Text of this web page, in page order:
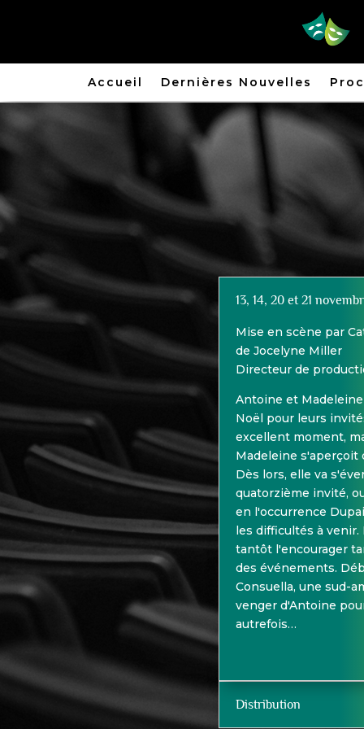
Accueil Dernières Nouvelles
13, 14, 20 et 21
Mise en scène par
de Jocelyne Miller
Directeur de
Antoine et
Noël pour leurs
excellent moment,
Madeleine s'aperçoit
Dès lors, elle va
quatorzième invité,
en l'occurrence
les difficultés à venir.
tantôt l'encourager
des événements.
Consuella, une sud-
venger d'Antoine
autrefois…
Distribution